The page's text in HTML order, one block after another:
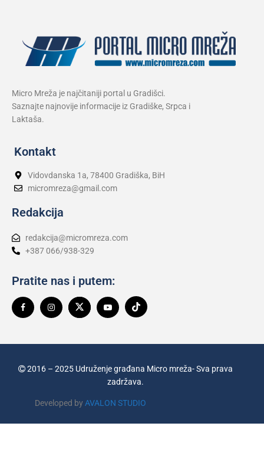
Micro Mreža je najčitaniji portal u Gradišci.
Saznajte najnovije informacije iz Gradiške, Srpca i
Laktaša.
Kontakt
Vidovdanska 1a, 78400 Gradiška, BiH
micromreza@gmail.com
Redakcija
redakcija@micromreza.com
+387 066/938-329
Pratite nas i putem:
2016 – 2025 Udruženje građana Micro mreža- Sva prava
zadržava.
Developed by AVALON STUDIO